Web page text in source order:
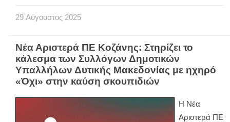
29 Αύγουστος 2025
Νέα Αριστερά ΠΕ Κοζάνης: Στηρίζει το
κάλεσμα των Συλλόγων Δημοτικών
Υπαλλήλων Δυτικής Μακεδονίας με ηχηρό
«Όχι» στην καύση σκουπιδιών
Η Νέα
Αριστερά ΠΕ